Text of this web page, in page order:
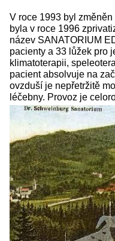
V roce 1993 byl
byla v roce 1996
název SANATORIUM
pacienty a 33 lůžek pro
klimatoterapii,
pacient absolvuje na
ovzduší je nepřetržitě
léčebny. Provoz je